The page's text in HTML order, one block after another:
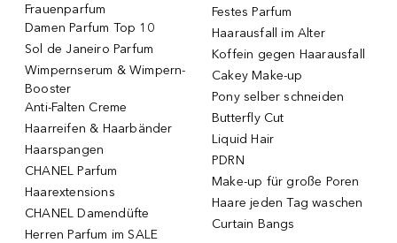
Frauenparfum
Damen Parfum Top 10
Sol de Janeiro Parfum
Wimpernserum & Wimpern-
Booster
Anti-Falten Creme
Haarreifen & Haarbänder
Haarspangen
CHANEL Parfum
Haarextensions
CHANEL Damendüfte
Herren Parfum im SALE
Festes Parfum
Haarausfall im Alter
Koffein gegen Haarausfall
Cakey Make-up
Pony selber schneiden
Butterfly Cut
Liquid Hair
PDRN
Make-up für große Poren
Haare jeden Tag waschen
Curtain Bangs